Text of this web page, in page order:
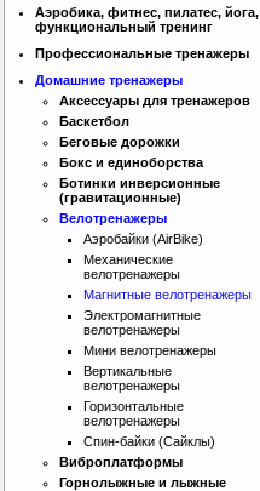
Аэробика, фитнес, пилатес, йога,
функциональный тренинг
Профессиональные тренажеры
Домашние тренажеры
Аксессуары для тренажеров
Баскетбол
Беговые дорожки
Бокс и единоборства
Ботинки инверсионные
(гравитационные)
Велотренажеры
Аэробайки (AirBike)
Механические
велотренажеры
Магнитные велотренажеры
Электромагнитные
велотренажеры
Мини велотренажеры
Вертикальные
велотренажеры
Горизонтальные
велотренажеры
Спин-байки (Сайклы)
Виброплатформы
Горнолыжные и лыжные